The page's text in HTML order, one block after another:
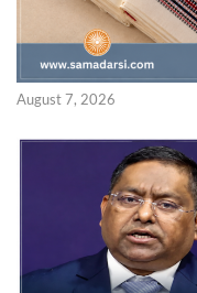
August 7, 2026